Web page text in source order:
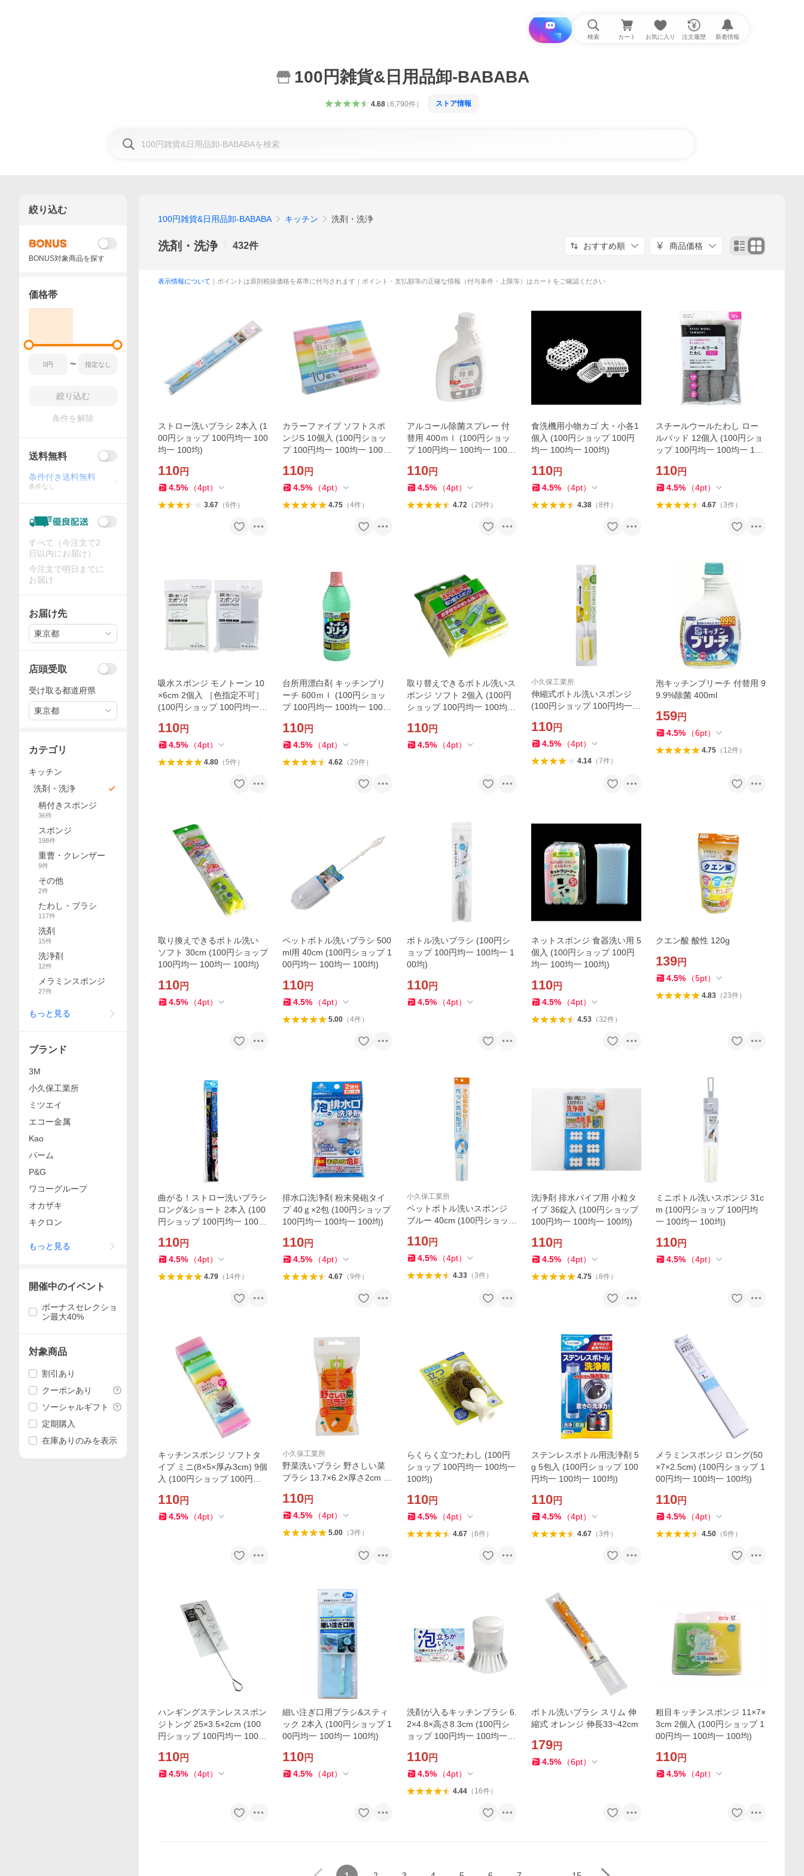
i と探す 検索 カート お気に入り 注文履歴 新着情報
100円雑貨&日用品卸-BABABA
4.68（6,790件） ストア情報
100円雑貨&日用品卸-BABABA キッチン 洗剤・洗浄
洗剤・洗浄 432件 おすすめ順 商品価格
表示情報について ｜ポイントは原則税抜価格を基準に付与されます｜ポイント・支払額等の正確な情報（付与条件・上限等）はカートをご確認ください
ストロー洗いブラシ 2本入 (1
00円ショップ 100円均一 100
均一 100均)
110円
4.5% （4pt）
3.67（6件）
カラーファイブ ソフトスポ
ンジS 10個入 (100円ショッ
プ 100円均一 100均一 100
110円
4.5% （4pt）
4.75（4件）
アルコール除菌スプレー 付
替用 400ｍｌ (100円ショッ
プ 100円均一 100均一 100
110円
4.5% （4pt）
4.72（29件）
食洗機用小物カゴ 大・小各1
個入 (100円ショップ 100円
均一 100均一 100均)
110円
4.5% （4pt）
4.38（8件）
スチールウールたわし ロー
ルパッド 12個入 (100円ショ
ップ 100円均一 100均一 100
110円
4.5% （4pt）
4.67（3件）
吸水スポンジ モノトーン 10
×6cm 2個入 ［色指定不可］
(100円ショップ 100円均一 1
110円
4.5% （4pt）
4.80（5件）
台所用漂白剤 キッチンブリ
ーチ 600ｍｌ (100円ショッ
プ 100円均一 100均一 100
110円
4.5% （4pt）
4.62（29件）
取り替えできるボトル洗いス
ポンジ ソフト 2個入 (100円
ショップ 100円均一 100均一
110円
4.5% （4pt）
小久保工業所
伸縮式ボトル洗いスポンジ
(100円ショップ 100円均一 1
110円
4.5% （4pt）
4.14（7件）
泡キッチンブリーチ 付替用 9
9.9%除菌 400ml
159円
4.5% （6pt）
4.75（ 12件）
取り換えできるボトル洗い
ソフト 30cm (100円ショップ
100円均一 100均一 100均)
110円
4.5% （4pt）
ペットボトル洗いブラシ 500
ml用 40cm (100円ショップ 1
00円均一 100均一 100均)
110円
4.5% （4pt）
5.00（4件）
ボトル洗いブラシ (100円シ
ョップ 100円均一 100均一 1
00均)
110円
4.5% （4pt）
ネットスポンジ 食器洗い用 5
個入 (100円ショップ 100円
均一 100均一 100均)
110円
4.5% （4pt）
4.53（32件）
クエン酸 酸性 120g
139円
4.5% （5pt）
4.83（23件）
曲がる！ストロー洗いブラシ
ロング&ショート 2本入 (100
円ショップ 100円均一 100均
110円
4.5% （4pt）
4.79（ 14件）
排水口洗浄剤 粉末発砲タイ
プ 40ｇ×2包 (100円ショップ
100円均一 100均一 100均)
110円
4.5% （4pt）
4.67（9件）
小久保工業所
ペットボトル洗いスポンジ
ブルー 40cm (100円ショップ
110円
4.5% （4pt）
4.33（3件）
洗浄剤 排水パイプ用 小粒タ
イプ 36錠入 (100円ショップ
100円均一 100均一 100均)
110円
4.5% （4pt）
4.75（8件）
ミニボトル洗いスポンジ 31c
m (100円ショップ 100円均
一 100均一 100均)
110円
4.5% （4pt）
キッチンスポンジ ソフトタ
イプ ミニ(8×5×厚み3cm) 9個
入 (100円ショップ 100円均
110円
4.5% （4pt）
小久保工業所
野菜洗いブラシ 野さしい菜
ブラシ 13.7×6.2×厚さ2cm (1
均一 100均)
110円
4.5% （4pt）
5.00（3件）
らくらく立つたわし (100円
ショップ 100円均一 100均一
100均)
110円
4.5% （4pt）
4.67（6件）
ステンレスボトル用洗浄剤 5
g 5包入 (100円ショップ 100
円均一 100均一 100均)
110円
4.5% （4pt）
4.67（3件）
メラミンスポンジ ロング(50
×7×2.5cm) (100円ショップ 1
00円均一 100均一 100均)
110円
4.5% （4pt）
4.50（6件）
ハンギングステンレススポン
ジトング 25×3.5×2cm (100
円ショップ 100円均一 100均
110円
4.5% （4pt）
細い注ぎ口用ブラシ&スティ
ック 2本入 (100円ショップ 1
00円均一 100均一 100均)
110円
4.5% （4pt）
洗剤が入るキッチンブラシ 6.
2×4.8×高さ8.3cm (100円シ
ョップ 100円均一 100均一 1
110円
4.5% （4pt）
4.44（ 16件）
ボトル洗いブラシ スリム 伸
縮式 オレンジ 伸長33~42cm
179円
4.5% （6pt）
粗目キッチンスポンジ 11×7×
3cm 2個入 (100円ショップ 1
00円均一 100均一 100均)
110円
4.5% （4pt）
絞り込む
BONUS対象商品を探す
価格帯
〜
絞り込む
条件を解除
送料無料
条件付き送料無料
条件なし
すべて（今注文で2
日以内にお届け）
今注文で明日までに
お届け
お届け先
東京都
店頭受取
受け取る都道府県
東京都
カテゴリ
キッチン
洗剤・洗浄
柄付きスポンジ
36件
スポンジ
198件
重曹・クレンザー
9件
その他
2件
たわし・ブラシ
117件
洗剤
15件
洗浄剤
12件
メラミンスポンジ
27件
もっと見る
ブランド
3M
小久保工業所
ミツエイ
エコー金属
Kao
パーム
P&G
ワコーグループ
オカザキ
キクロン
もっと見る
開催中のイベント
ボーナスセレクショ
ン最大40%
対象商品
割引あり
クーポンあり
ソーシャルギフト
定期購入
在庫ありのみを表示